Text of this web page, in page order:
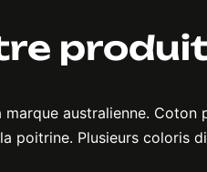
australienne. Coton
poitrine. Plusieurs coloris